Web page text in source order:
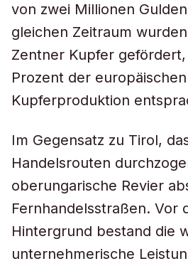
von zwei Millionen
gleichen Zeitraum
Zentner Kupfer
Prozent der europäischen
Kupferproduktion
Im Gegensatz zu Tirol,
Handelsrouten
oberungarische Revier
Fernhandelsstraßen. Vor
Hintergrund bestand die
unternehmerische